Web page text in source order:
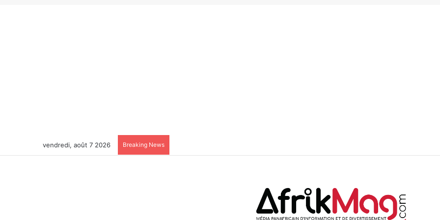
vendredi, août 7 2026 Breaking News